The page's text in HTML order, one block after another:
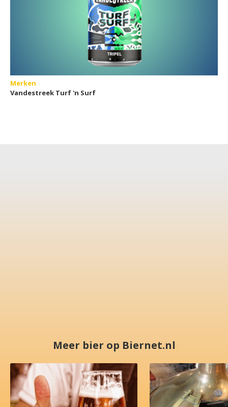
Merken
Vandestreek Turf 'n Surf
Meer bier op Biernet.nl